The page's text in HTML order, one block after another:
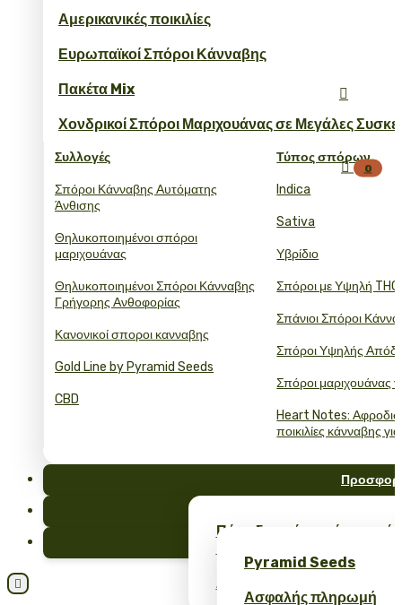
Αμερικανικές ποικιλίες
Ευρωπαϊκοί Σπόροι Κάνναβης
Πακέτα Mix
Χονδρικοί Σπόροι Μαριχουάνας σε Μεγάλες
Συλλογές
Σπόροι Κάνναβης Αυτόματης
Άνθισης
Θηλυκοποιημένοι σπόροι
μαριχουάνας
Θηλυκοποιημένοι Σπόροι Κάνναβης
Γρήγορης Ανθοφορίας
Κανονικοί σποροι κανναβης
Gold Line by Pyramid Seeds
CBD
Τύπος σπόρων
Indica
Sativa
Υβρίδιο
Σπόροι με Υψηλή THC
Σπάνιοι Σπόροι
Σπόροι Υψηλής
Σπόροι μαριχουάνας
Heart Notes:
ποικιλίες κάνναβης
Πάρε δωρεάν σπόρους
Λάβετε έκπτωση 10% για
Pyramid Seeds
Ασφαλής πληρωμή


 0